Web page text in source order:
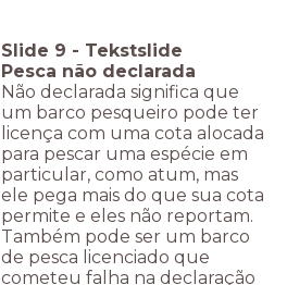
Slide 9 - Tekstslide
Pesca não declarada
Não declarada significa que
um barco pesqueiro pode ter
licença com uma cota alocada
para pescar uma espécie em
particular, como atum, mas
ele pega mais do que sua cota
permite e eles não reportam.
Também pode ser um barco
de pesca licenciado que
cometeu falha na declaração